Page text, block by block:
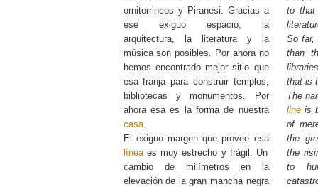
ornitorrincos y Piranesi. Gracias a
ese exiguo espacio, la
arquitectura, la literatura y la
música son posibles. Por ahora no
hemos encontrado mejor sitio que
esa franja para construir templos,
bibliotecas y monumentos. Por
ahora esa es la forma de nuestra
casa.
El exiguo margen que provee esa
líneaes muy estrecho y frágil. Un
cambio de milímetros en la
elevación de la gran mancha negra
to that
So far,
than
that is
The
line is
of
the
the
to